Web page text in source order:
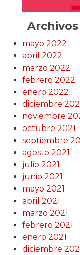
Archivos
mayo 2022
abril 2022
marzo 2022
febrero 2022
enero 2022
diciembre
noviembre
octubre 2021
septiembre
agosto 2021
julio 2021
junio 2021
mayo 2021
abril 2021
marzo 2021
febrero 2021
enero 2021
diciembre